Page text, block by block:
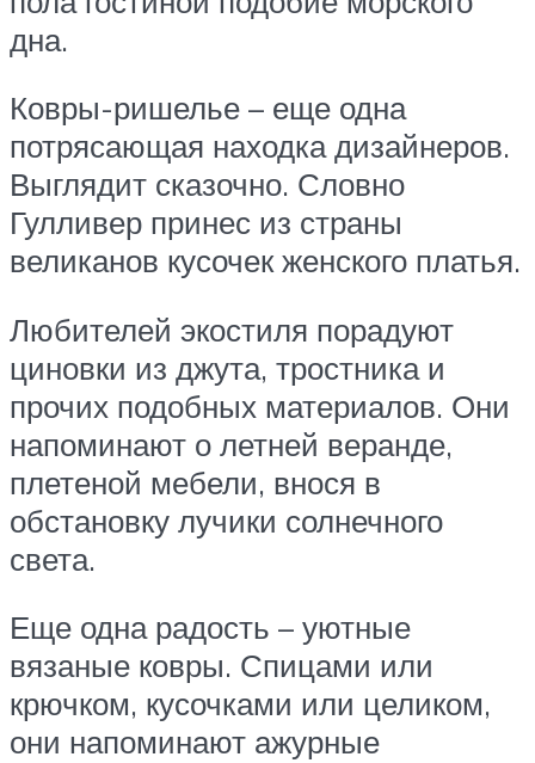
дна.
Ковры-ришелье – еще одна
потрясающая находка дизайнеров.
Выглядит сказочно. Словно
Гулливер принес из страны
великанов кусочек женского платья.
Любителей экостиля порадуют
циновки из джута, тростника и
прочих подобных материалов. Они
напоминают о летней веранде,
плетеной мебели, внося в
обстановку лучики солнечного
света.
Еще одна радость – уютные
вязаные ковры. Спицами или
крючком, кусочками или целиком,
они напоминают ажурные